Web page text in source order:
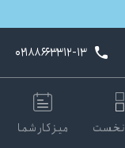
۰۲۱۸۸۶۶۳۳۱۲-۱۳
میز کار شما